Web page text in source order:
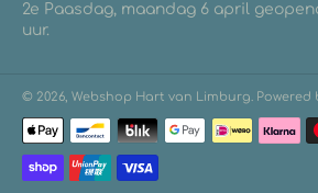
2e Paasdag, maandag 6 april geopend
uur.
© 2026, Webshop Hart van Limburg. Powered
Betaalmethoden